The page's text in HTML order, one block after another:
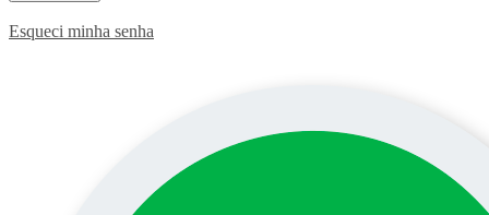
Esqueci minha senha